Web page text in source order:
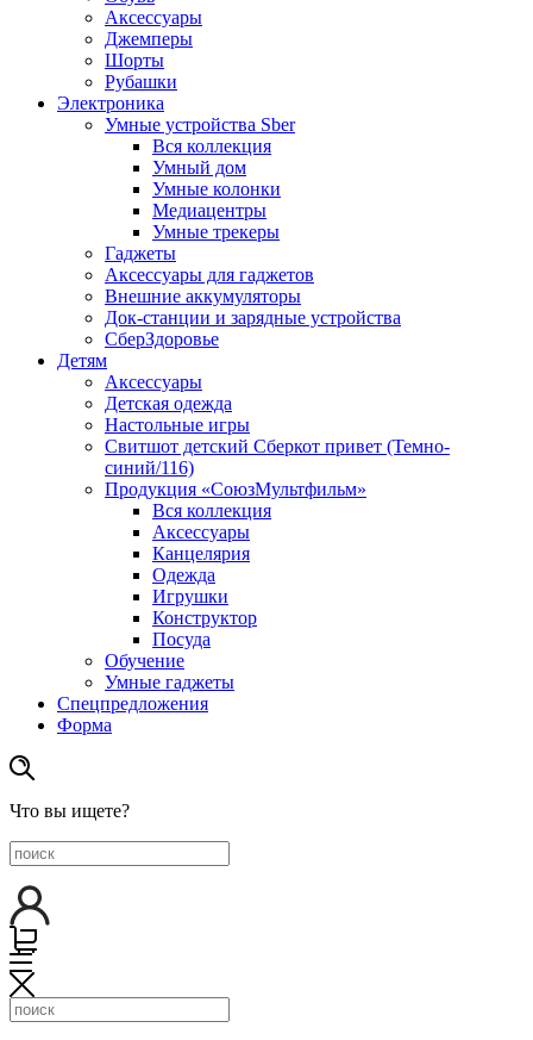
Аксессуары
Джемперы
Шорты
Рубашки
Электроника
Умные устройства Sber
Вся коллекция
Умный дом
Умные колонки
Медиацентры
Умные трекеры
Гаджеты
Аксессуары для гаджетов
Внешние аккумуляторы
Док-станции и зарядные устройства
СберЗдоровье
Детям
Аксессуары
Детская одежда
Настольные игры
Свитшот детский Сберкот привет (Темно-
синий/116)
Продукция «СоюзМультфильм»
Вся коллекция
Аксессуары
Канцелярия
Одежда
Игрушки
Конструктор
Посуда
Обучение
Умные гаджеты
Спецпредложения
Форма
Что вы ищете?